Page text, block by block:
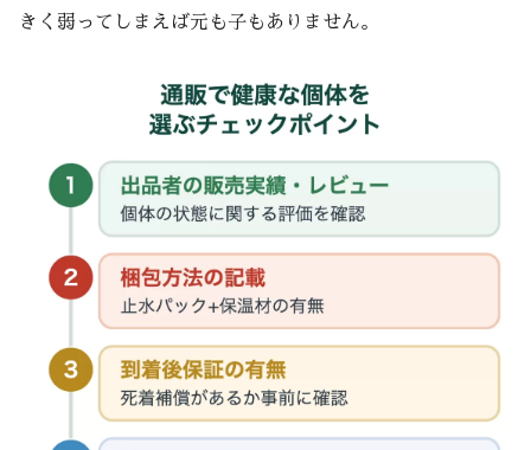
きく弱ってしまえば元も子もありません。